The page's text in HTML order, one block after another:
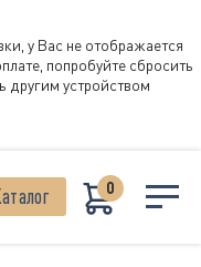
у Вас не отображается
попробуйте сбросить
другим устройством
0